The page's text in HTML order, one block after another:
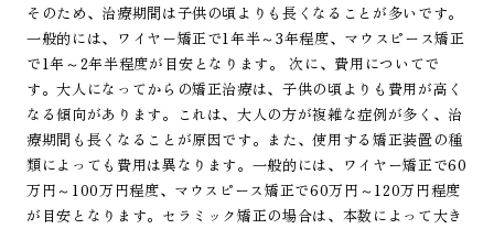
そのため、治療期間は子供の頃よりも長くなることが多いです。
一般的には、ワイヤー矯正で1年半～3年程度、マウスピース矯正
で1年～2年半程度が目安となります。 次に、費用についてで
す。大人になってからの矯正治療は、子供の頃よりも費用が高く
なる傾向があります。これは、大人の方が複雑な症例が多く、治
療期間も長くなることが原因です。また、使用する矯正装置の種
類によっても費用は異なります。一般的には、ワイヤー矯正で60
万円～100万円程度、マウスピース矯正で60万円～120万円程度
が目安となります。セラミック矯正の場合は、本数によって大き